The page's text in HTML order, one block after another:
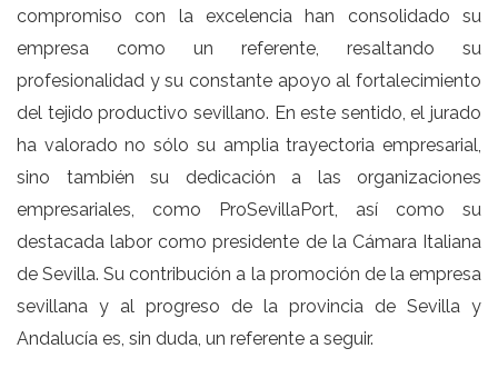
compromiso con la excelencia han consolidado su
empresa como un referente, resaltando su
profesionalidad y su constante apoyo al fortalecimiento
del tejido productivo sevillano. En este sentido, el jurado
ha valorado no sólo su amplia trayectoria empresarial,
sino también su dedicación a las organizaciones
empresariales, como ProSevillaPort, así como su
destacada labor como presidente de la Cámara Italiana
de Sevilla. Su contribución a la promoción de la empresa
sevillana y al progreso de la provincia de Sevilla y
Andalucía es, sin duda, un referente a seguir.